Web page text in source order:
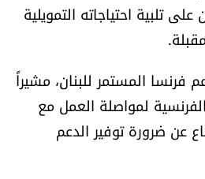
تلبية احتياجاته التمويلية
فرنسا المستمر للبنان، مشيراً
لمواصلة العمل مع
عن ضرورة توفير الدعم